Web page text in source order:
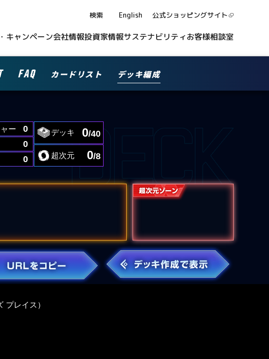
検索 English 公式ショッピングサイト
キャンペーン会社情報投資家情報サステナビリティお客様相談室
FAQ カードリスト デッキ編成
ー
0
0
0
デッキ 0/40
超次元 0/8
レイス）